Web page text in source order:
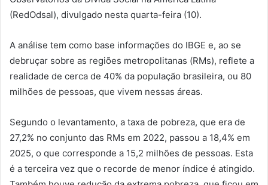
(RedOdsal), divulgado nesta quarta-feira (10).
A análise tem como base informações do IBGE e, ao se
debruçar sobre as regiões metropolitanas (RMs), reflete a
realidade de cerca de 40% da população brasileira, ou 80
milhões de pessoas, que vivem nessas áreas.
Segundo o levantamento, a taxa de pobreza, que era de
27,2% no conjunto das RMs em 2022, passou a 18,4% em
2025, o que corresponde a 15,2 milhões de pessoas. Esta
é a terceira vez que o recorde de menor índice é atingido.